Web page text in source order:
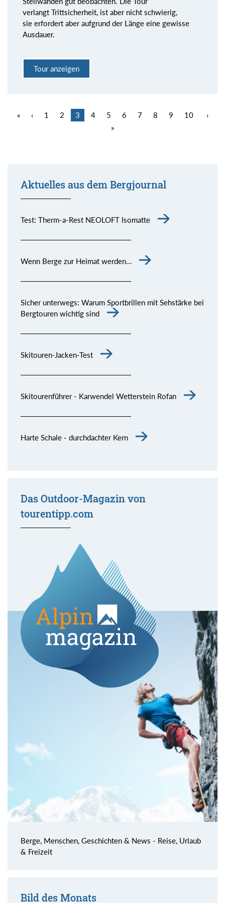
verlangt Trittsicherheit, ist aber nicht schwierig,
sie erfordert aber aufgrund der Länge eine gewisse
Ausdauer.
Tour anzeigen
« ‹ 1 2 3 4 5 6 7 8 9 10
›
»
Aktuelles aus dem Bergjournal
Test: Therm-a-Rest NEOLOFT Isomatte
Wenn Berge zur Heimat werden…
Sicher unterwegs: Warum Sportbrillen mit Sehstärke bei
Bergtouren wichtig sind
Skitouren-Jacken-Test
Skitourenführer - Karwendel Wetterstein Rofan
Harte Schale - durchdachter Kern
Das Outdoor-Magazin von
tourentipp.com
Berge, Menschen, Geschichten & News - Reise, Urlaub
& Freizeit
Bild des Monats